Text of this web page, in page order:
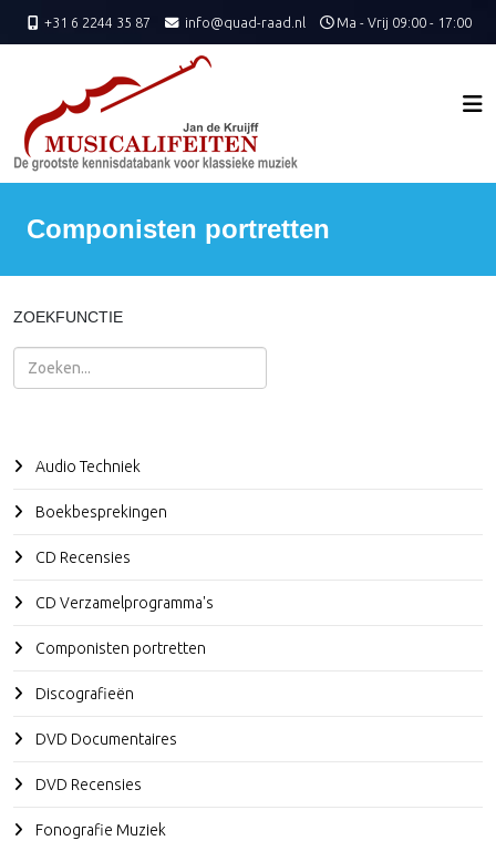
+31 6 2244 35 87 info@quad-raad.nl Ma - Vrij 09:00 - 17:00
Componisten portretten
ZOEKFUNCTIE
Zoeken
Audio Techniek
Boekbesprekingen
CD Recensies
CD Verzamelprogramma's
Componisten portretten
Discografieën
DVD Documentaires
DVD Recensies
Fonografie Muziek